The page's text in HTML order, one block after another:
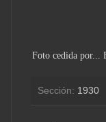
Foto cedida por...
Sección: 1930